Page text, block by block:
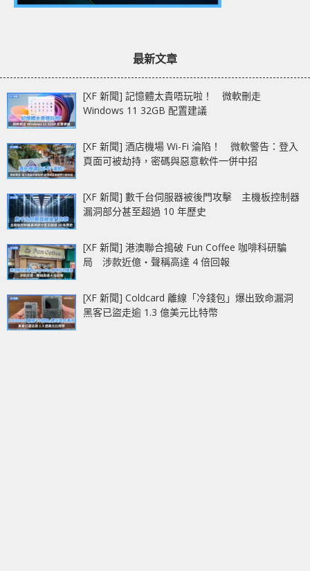
最新文章
[XF 新聞] 記憶體太貴唔玩啦！ 微軟刪走
Windows 11 32GB 配置建議
[XF 新聞] 酒店機場 Wi-Fi 淪陷！ 微軟警告：登入
頁面可被劫持，密碼與惡意軟件一併中招
[XF 新聞] 數千台伺服器被後門攻擊 主機板控制器
漏洞部分甚至超過 10 年歷史
[XF 新聞] 港澳聯合搗破 Fun Coffee 咖啡科研騙
局 涉款近億‧聲稱高達 4 倍回報
[XF 新聞] Coldcard 離線「冷錢包」爆出致命漏洞
黑客已盜走逾 1.3 億美元比特幣